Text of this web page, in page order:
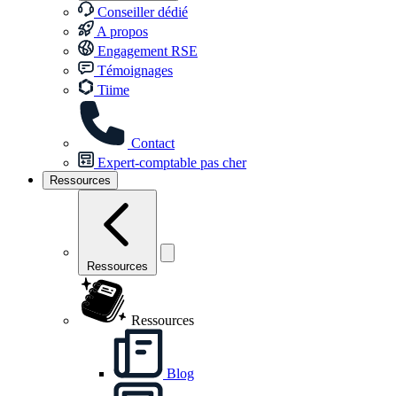
Conseiller dédié
A propos
Engagement RSE
Témoignages
Tiime
Contact
Expert-comptable pas cher
Ressources
Ressources
Ressources
Blog